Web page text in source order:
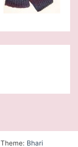
Theme: Bhari